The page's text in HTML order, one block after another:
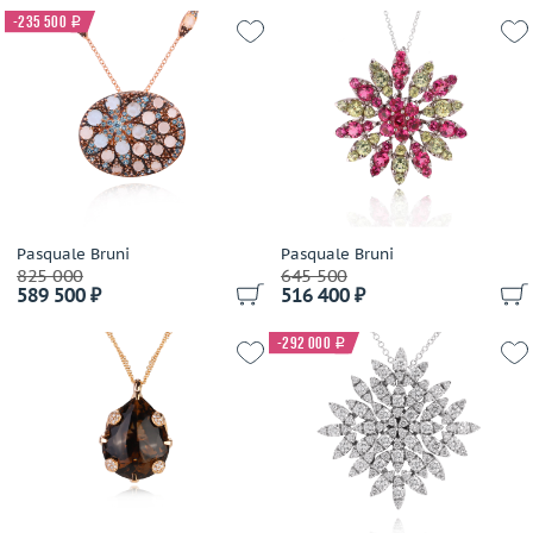
Evgeny Matveev
F.DN.ORO
Faberge
Filk
Franck Muller
Frey Wille
German Kabirski
Gianni Lazzaro
Gilberto Cassola
Giorgio Visconti
Giovanni Ferraris
Gold Dreams
Pasquale Bruni
825 000
589 500 ₽
-235 500 i
Pasquale Bruni
645 500
516 400 ₽
-292 000 i